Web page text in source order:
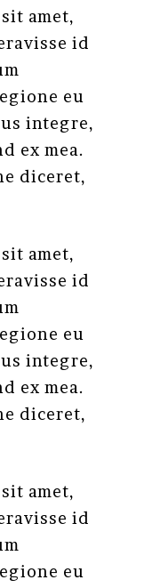
amet,
id
eu
integre,
ex mea.
diceret,
amet,
id
eu
integre,
ex mea.
diceret,
amet,
id
eu